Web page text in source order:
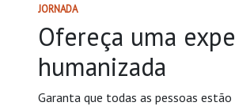
JORNADA
Ofereça uma
humanizada
Garanta que todas as pessoas estão